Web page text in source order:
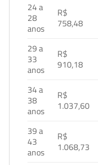
24 a
28
anos
R$
758,48
29 a
33
anos
R$
910,18
34 a
38
anos
R$
1.037,60
39 a
43
anos
R$
1.068,73